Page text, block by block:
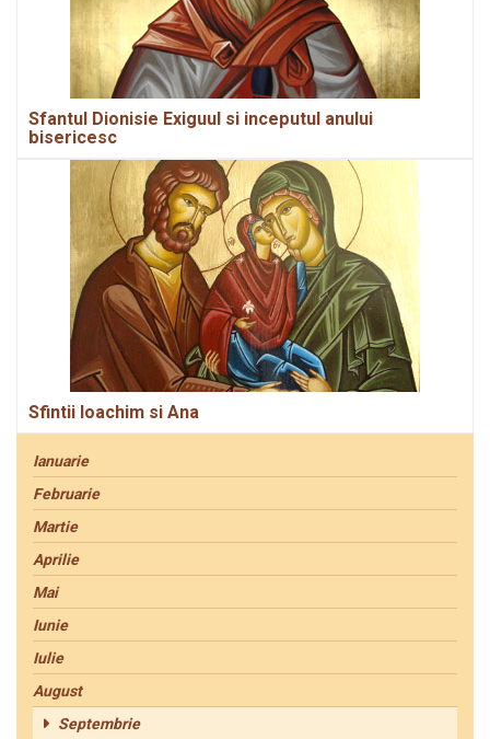
Sfantul Dionisie Exiguul si inceputul anului
bisericesc
Sfintii Ioachim si Ana
Ianuarie
Februarie
Martie
Aprilie
Mai
Iunie
Iulie
August
Septembrie